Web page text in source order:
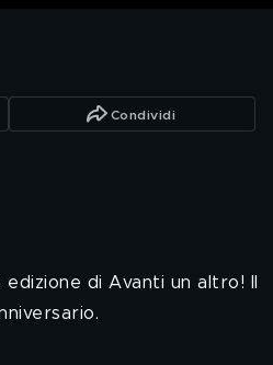
Condividi
di Avanti un altro! Il